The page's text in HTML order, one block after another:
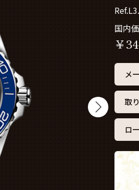
国内
￥
メ
取
ロ